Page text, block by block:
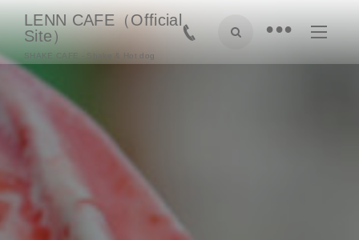
LENN CAFE（Official
Site）
SHAKE CAFE - Shake & Hot dog
•